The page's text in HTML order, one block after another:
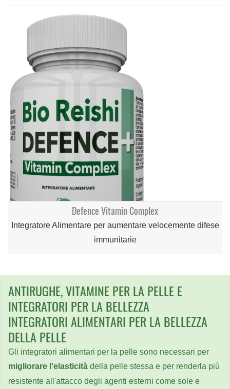
Defence Vitamin Complex
Integratore Alimentare per aumentare velocemente difese
immunitarie
ANTIRUGHE, VITAMINE PER LA PELLE E
INTEGRATORI PER LA BELLEZZA
INTEGRATORI ALIMENTARI PER LA BELLEZZA
DELLA PELLE
Gli integratori alimentari per la pelle sono necessari per
migliorare l'elasticità della pelle stessa e per renderla più
resistente all'attacco degli agenti esterni come sole e